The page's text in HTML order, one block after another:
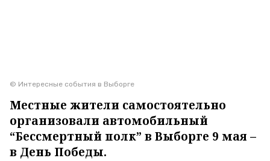
© Интересные события в Выборге
Местные жители самостоятельно
организовали автомобильный
“Бессмертный полк” в Выборге 9 мая –
в День Победы.